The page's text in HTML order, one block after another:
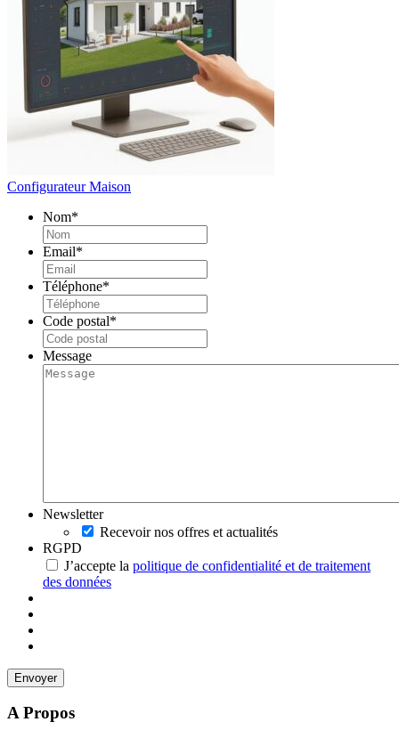
Configurateur Maison
Nom*
Email*
Téléphone*
Code postal*
Message
Newsletter
Recevoir nos offres et actualités
RGPD
J’accepte la politique de confidentialité et de traitement
des données
A Propos